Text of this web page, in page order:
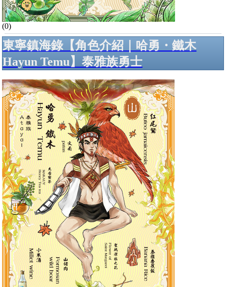
(0)
東寧鎮海錄【角色介紹｜哈勇・鐵木
Hayun Temu】泰雅族勇士